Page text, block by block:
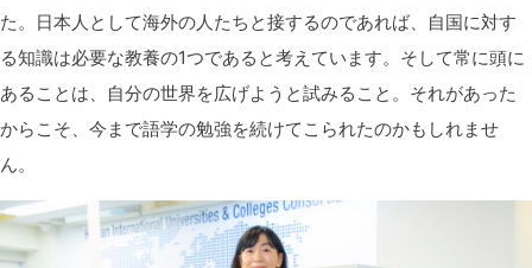
た。日本人として海外の人たちと接するのであれば、自国に対す
る知識は必要な教養の1つであると考えています。そして常に頭に
あることは、自分の世界を広げようと試みること。それがあった
からこそ、今まで語学の勉強を続けてこられたのかもしれませ
ん。